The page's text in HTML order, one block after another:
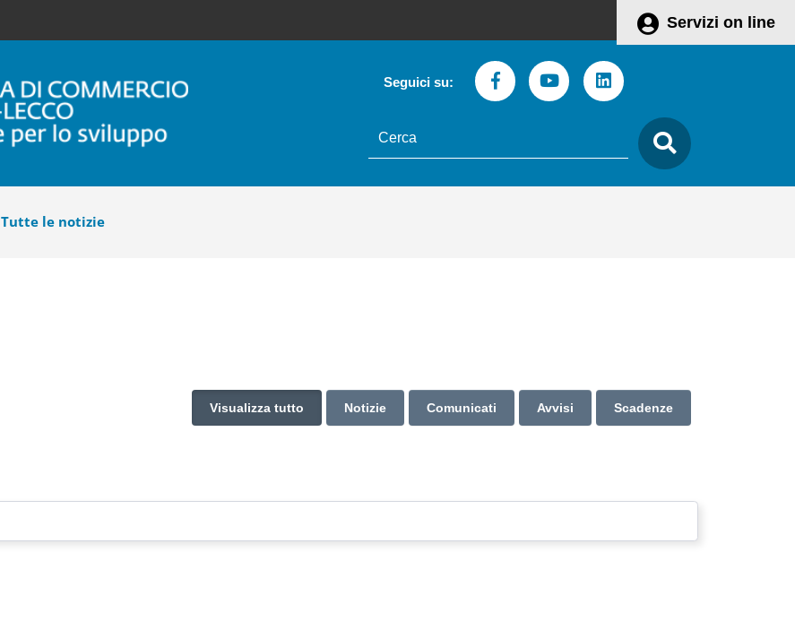
Servizi on line
Seguici su: FacebookYoutubeLinkedin
testo
da
cercare
Tutte le notizie
Visualizza tutto Notizie Comunicati Avvisi Scadenze